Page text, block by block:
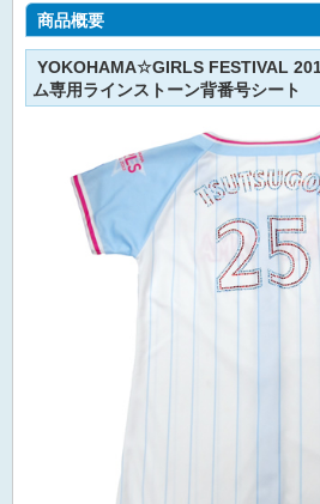
商品概要
YOKOHAMA☆GIRLS FESTIVAL
ム専用ラインストーン背番号シート